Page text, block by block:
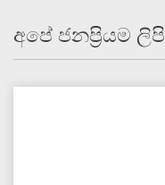
අපේ ජනප්‍රියම ලිපි